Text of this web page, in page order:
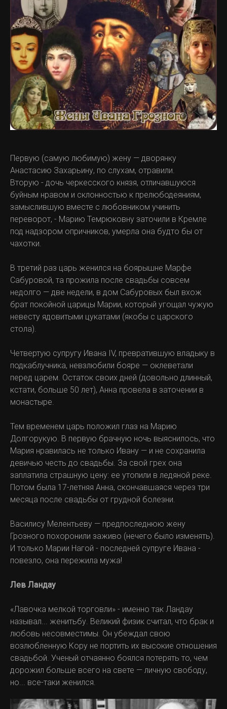
Первую (самую любимую) жену — дворянку
Анастасию Захарьину, по слухам, отравили.
Вторую - дочь черкесского князя, отличавшуюся
буйным нравом и склонностью к прелюбодеяниям,
замыслившую вместе с любовником учинить
переворот, - Марию Темрюковну заточили в Кремле
под надзором опричников, умерла она будто бы от
чахотки.
В третий раз царь женился на боярышне Марфе
Сабуровой, та прожила после свадьбы совсем
недолго — две недели, в дом Сабуровых был вхож
брат покойной царицы Марии, который угощал чужую
невесту ядовитыми цукатами (якобы с царского
стола).
Четвертую супругу Ивана IV, превратившую владыку в
подкаблучника, невзлюбили бояре — оклеветали
перед царем. Остаток своих дней (довольно длинный,
кстати, больше 50 лет), Анна провела в заточении в
монастыре.
Тем временем царь положил глаз на Марию
Долгорукую. В первую брачную ночь выяснилось, что
Мария нравилась не только Ивану — и не сохранила
девичью честь до свадьбы. За свой грех она
заплатила страшную цену: ее утопили в ледяной реке.
Потом была 17-летняя Анна, скончавшаяся через три
месяца после свадьбы от грудной болезни.
Василису Мелентьеву — предпоследнюю жену
Грозного похоронили заживо (нечего было изменять).
И только Марии Нагой - последней супруге Ивана -
повезло, она пережила мужа!
Лев Ландау
«Лавочка мелкой торговли» - именно так Ландау
называл... женитьбу. Великий физик считал, что брак и
любовь несовместимы. Он убеждал свою
возлюбленную Кору не портить их высокие отношения
свадьбой. Ученый отчаянно боялся потерять то, чем
дорожил больше всего на свете — личную свободу,
но... все-таки женился.